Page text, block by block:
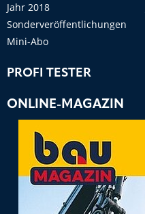
Jahr 2018
Sonderveröffentlichungen
Mini-Abo
PROFI TESTER
ONLINE-MAGAZIN